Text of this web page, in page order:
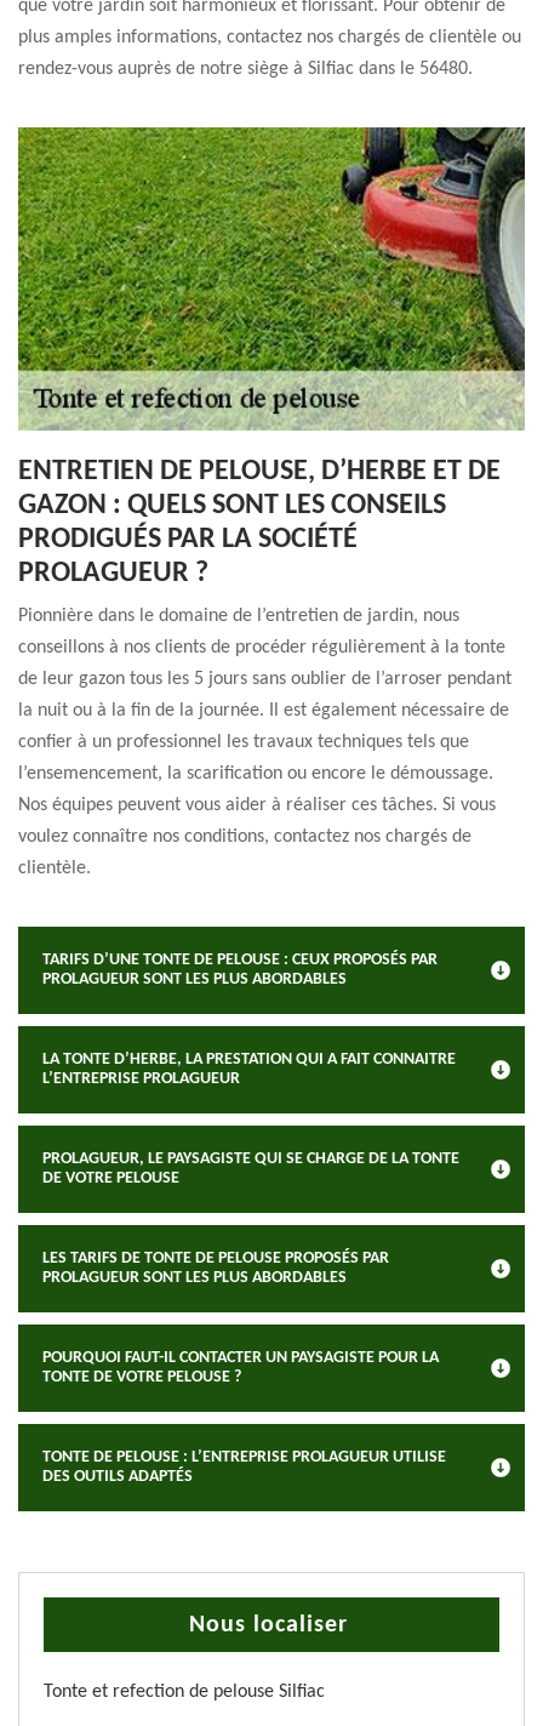
que votre jardin soit harmonieux et florissant. Pour obtenir de
plus amples informations, contactez nos chargés de clientèle ou
rendez-vous auprès de notre siège à Silfiac dans le 56480.
ENTRETIEN DE PELOUSE, D’HERBE ET DE
GAZON : QUELS SONT LES CONSEILS
PRODIGUÉS PAR LA SOCIÉTÉ
PROLAGUEUR ?
Pionnière dans le domaine de l’entretien de jardin, nous
conseillons à nos clients de procéder régulièrement à la tonte
de leur gazon tous les 5 jours sans oublier de l’arroser pendant
la nuit ou à la fin de la journée. Il est également nécessaire de
confier à un professionnel les travaux techniques tels que
l’ensemencement, la scarification ou encore le démoussage.
Nos équipes peuvent vous aider à réaliser ces tâches. Si vous
voulez connaître nos conditions, contactez nos chargés de
clientèle.
TARIFS D’UNE TONTE DE PELOUSE : CEUX PROPOSÉS PAR
PROLAGUEUR SONT LES PLUS ABORDABLES
LA TONTE D’HERBE, LA PRESTATION QUI A FAIT CONNAITRE
L’ENTREPRISE PROLAGUEUR
PROLAGUEUR, LE PAYSAGISTE QUI SE CHARGE DE LA TONTE
DE VOTRE PELOUSE
LES TARIFS DE TONTE DE PELOUSE PROPOSÉS PAR
PROLAGUEUR SONT LES PLUS ABORDABLES
POURQUOI FAUT-IL CONTACTER UN PAYSAGISTE POUR LA
TONTE DE VOTRE PELOUSE ?
TONTE DE PELOUSE : L’ENTREPRISE PROLAGUEUR UTILISE
DES OUTILS ADAPTÉS
Nous localiser
Tonte et refection de pelouse Silfiac